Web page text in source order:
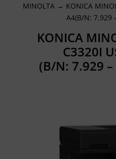
MINOLTA→ KONICA
A4(B/N: 7.929
KONICA
C3320I
(B/N: 7.929